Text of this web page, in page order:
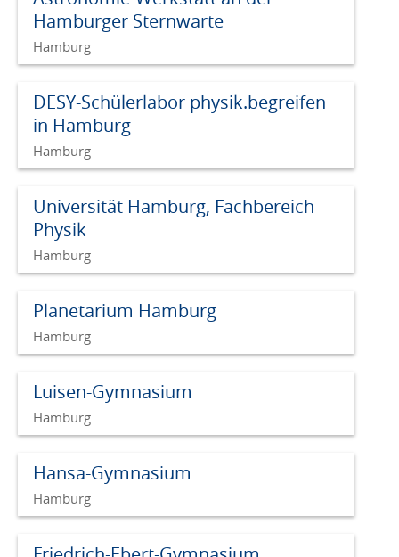
Hamburger Sternwarte
Hamburg
DESY-Schülerlabor physik.begreifen
in Hamburg
Hamburg
Universität Hamburg, Fachbereich
Physik
Hamburg
Planetarium Hamburg
Hamburg
Luisen-Gymnasium
Hamburg
Hansa-Gymnasium
Hamburg